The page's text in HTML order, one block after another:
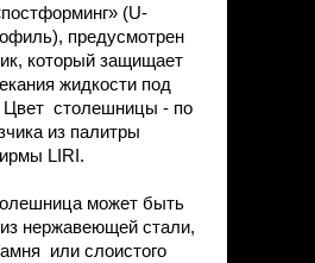
(U-
предусмотрен
который защищает
жидкости под
Цвет столешницы - по
из палитры
LIRI.
может быть
из нержавеющей стали,
или слоистого